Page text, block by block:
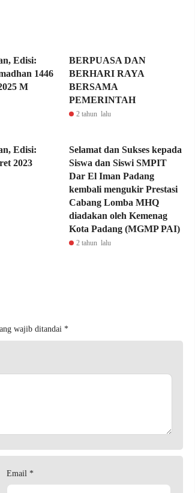
Edisi:
1446
M
BERPUASA DAN
BERHARI RAYA
BERSAMA
PEMERINTAH
2 tahun lalu
Edisi:
2023
Selamat dan Sukses kepada
Siswa dan Siswi SMPIT
Dar El Iman Padang
kembali mengukir Prestasi
Cabang Lomba MHQ
diadakan oleh Kemenag
Kota Padang (MGMP PAI)
2 tahun lalu
wajib ditandai *
Email *